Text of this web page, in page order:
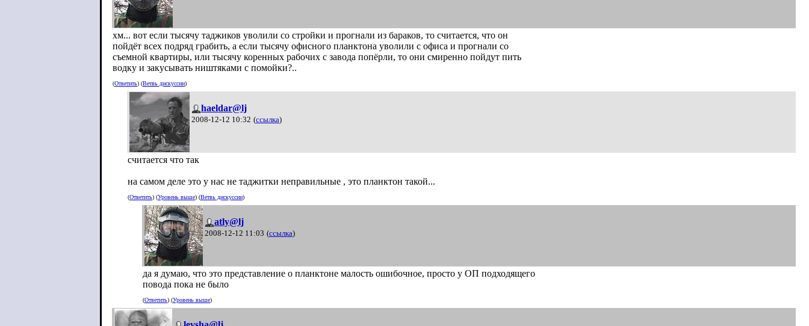
хм... вот если тысячу таджиков уволили со стройки и прогнали из бараков, то считается, что он
пойдёт всех подряд грабить, а если тысячу офисного планктона уволили с офиса и прогнали со
съемной квартиры, или тысячу коренных рабочих с завода попёрли, то они смиренно пойдут пить
водку и закусывать ништяками с помойки?..
(Ответить) (Ветвь дискуссии)
haeldar@lj
2008-12-12 10:32 (ссылка)
считается что так
на самом деле это у нас не таджитки неправильные , это планктон такой...
(Ответить) (Уровень выше) (Ветвь дискуссии)
atly@lj
2008-12-12 11:03 (ссылка)
да я думаю, что это представление о планктоне малость ошибочное, просто у ОП подходящего
повода пока не было
(Ответить) (Уровень выше)